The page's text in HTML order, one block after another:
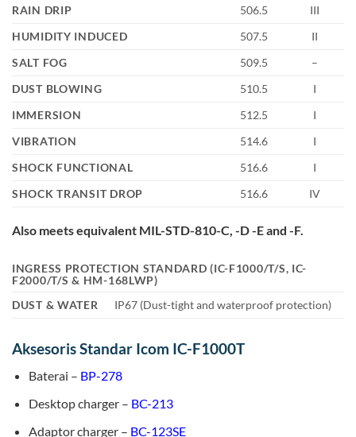
RAIN DRIP
506.5
III
HUMIDITY INDUCED
507.5
II
SALT FOG
509.5
–
DUST BLOWING
510.5
I
IMMERSION
512.5
I
VIBRATION
514.6
I
SHOCK FUNCTIONAL
516.6
I
SHOCK TRANSIT DROP
516.6 IV
Also meets equivalent MIL-STD-810-C, -D -E and -F.
INGRESS PROTECTION STANDARD (IC-F1000/T/S, IC-
F2000/T/S & HM-168LWP)
DUST & WATER
IP67 (Dust-tight and waterproof protection)
Aksesoris Standar Icom IC-F1000T
Baterai – BP-278
Desktop charger – BC-213
Adaptor charger – BC-123SE